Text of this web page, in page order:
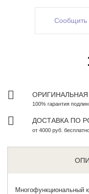
Сообщить
100% гарантия
ДОСТАВКА ПО
от 4000 руб.
Многофункциональный